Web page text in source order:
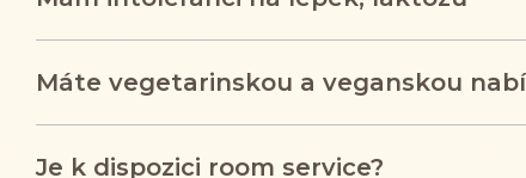
Máte vegetarinskou a veganskou
Je k dispozici room service?